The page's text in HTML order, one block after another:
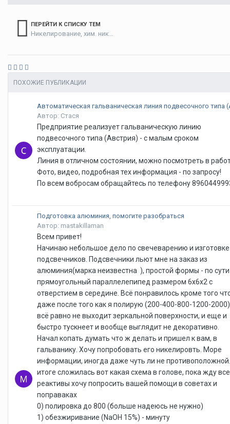
ПЕРЕЙТИ К СПИСКУ ТЕМ
Никелирование, хим. никелирование, железнение, кобальтирование
ПОХОЖИЕ ПУБЛИКАЦИИ
Автор: Стася
Предприятие реализует гальваническую линию
подвесочного типа (Австрия) - с малым сроком
эксплуатации.
Линия в отличном состоянии, можно посмотреть в
Фото, видео, подробная тех информация - по запросу!
По всем вобросам обращайтесь по телефону
Подготовка алюминия, помогите разобраться
Автор: mastakillaman
Всем привет!
Начинаю небольшое дело по свечеварению и изготовке
подсвечников. Подсвечники льют мне на заказ из
алюминия(марка неизвестна ), простой формы - по сути
прямоугольный параллелепипед размером 6х6х2 с
отверстием в середине. Всё понравилось кроме того
даже после того как я полирую (200-400-800-1200-2000)
всё равно не выходит зеркальной поверхности, и еще и
быстро тускнеет и вообще выглядит не декоративно.
Начал копать думать что ж делать и пришел к вам, в
гальванику. Хочу попробовать его никелировть. Море
информации, иногда даже чуть ли не
итоге сложилась вот какая схема в голове, пока жду все
реактивы хочу попросить вашей помощи в советах и
поправаках
0) полировка до 800 (больше надеюсь не нужно)
1) обезжиривание (NaOH 15%) - минуту